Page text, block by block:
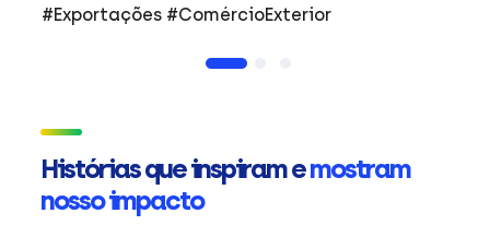
#Exportações #ComércioExterior
Histórias que inspiram emostram
nosso impacto